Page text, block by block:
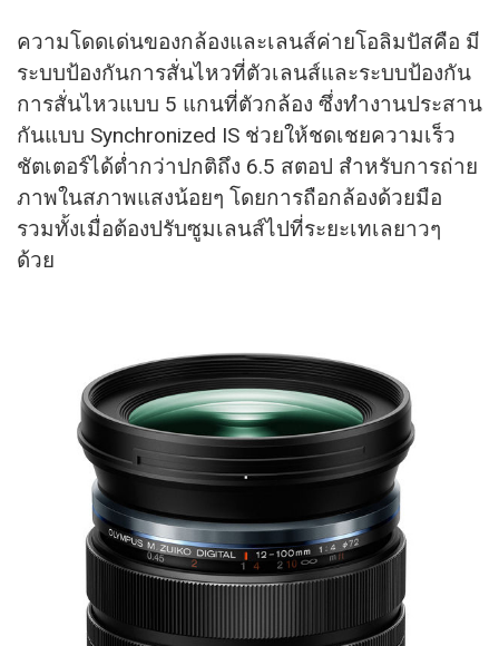
ความโดดเด่นของกล้องและเลนส์ค่ายโอลิมปัสคือ มี
ระบบป้องกันการสั่นไหวที่ตัวเลนส์และระบบป้องกัน
การสั่นไหวแบบ 5 แกนที่ตัวกล้อง ซึ่งทำงานประสาน
กันแบบ Synchronized IS ช่วยให้ชดเชยความเร็ว
ชัตเตอร์ได้ต่ำกว่าปกติถึง 6.5 สตอป สำหรับการถ่าย
ภาพในสภาพแสงน้อยๆ โดยการถือกล้องด้วยมือ
รวมทั้งเมื่อต้องปรับซูมเลนส์ไปที่ระยะเทเลยาวๆ
ด้วย